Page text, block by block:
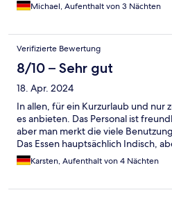
Michael, Aufenthalt von 3 Nächten
Verifizierte Bewertung
8/10 – Sehr gut
18. Apr. 2024
In allen, für ein Kurzurlaub und nur
es anbieten. Das Personal ist
aber man merkt die viele
Das Essen hauptsächlich Indisch,
Karsten, Aufenthalt von 4 Nächten